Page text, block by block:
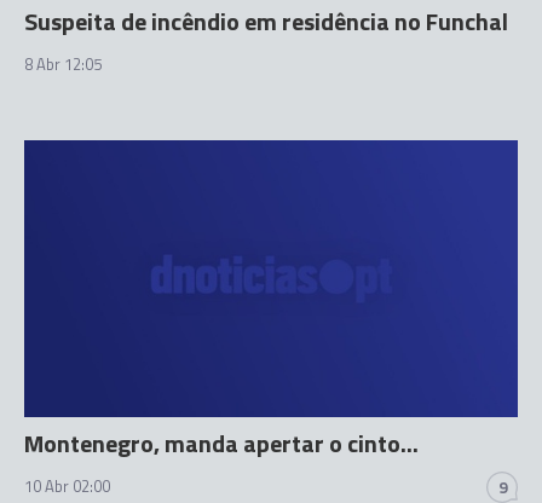
Suspeita de incêndio em residência no Funchal
8 Abr 12:05
Montenegro, manda apertar o cinto...
10 Abr 02:00 9